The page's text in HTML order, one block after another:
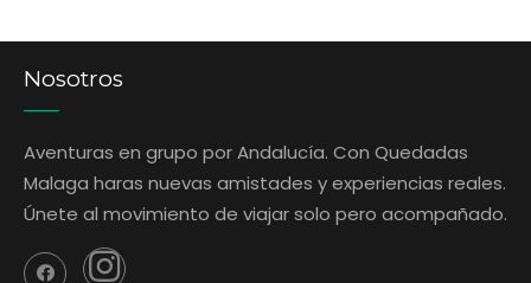
Nosotros
Aventuras en grupo por Andalucía. Con Quedadas
Malaga haras nuevas amistades y experiencias reales.
Únete al movimiento de viajar solo pero acompañado.